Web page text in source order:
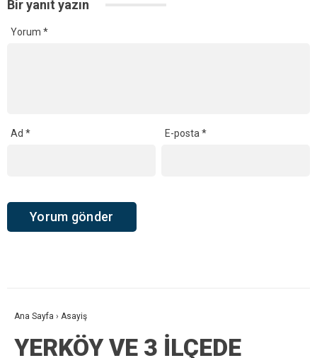
Bir yanıt yazın
Yorum *
Ad * E-posta*
Ana Sayfa › Asayiş
YERKÖY VE 3 İLÇEDE